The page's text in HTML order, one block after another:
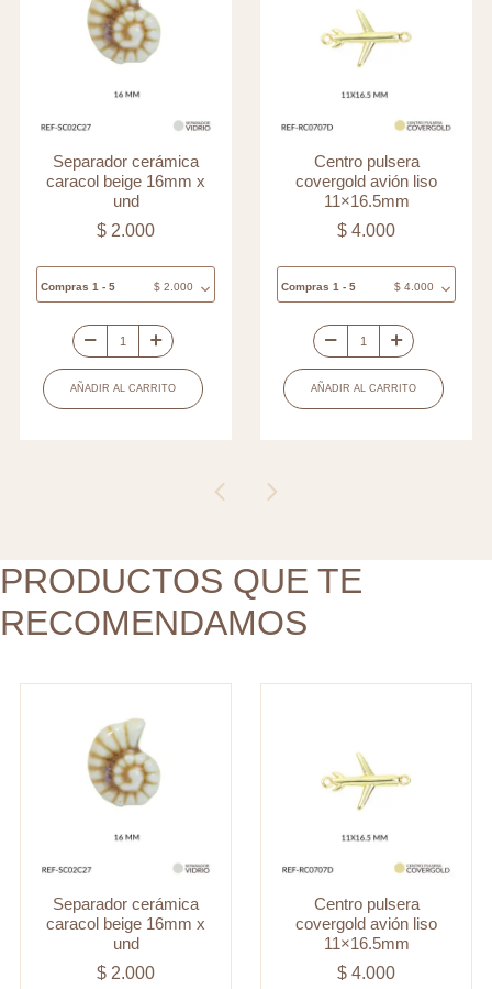
Separador cerámica
caracol beige 16mm x
und
$ 2.000
Compras 1 - 5 $2.000
Separador
cerámica
caracol
AÑADIR AL CARRITO
Centro pulsera
covergold avión liso
11×16.5mm
$ 4.000
Compras 1 - 5 $4.000
Centro
pulsera
covergold
AÑADIR AL CARRITO
PRODUCTOS QUE TE
RECOMENDAMOS
Separador cerámica
caracol beige 16mm x
und
$ 2.000
Centro pulsera
covergold avión liso
11×16.5mm
$ 4.000